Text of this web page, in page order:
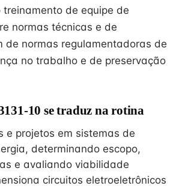
treinamento de equipe de
normas técnicas e de
de normas regulamentadoras de
no trabalho e de preservação
10 se traduz na rotina
e projetos em sistemas de
determinando escopo,
e avaliando viabilidade
circuitos eletroeletrônicos